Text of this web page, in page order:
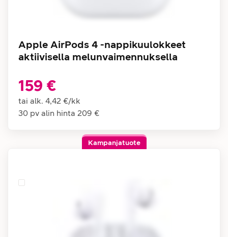
Apple AirPods 4 -nappikuulokkeet
aktiivisella melunvaimennuksella
159 €
tai alk. 4,42 €/kk
30 pv alin hinta 209 €
Kampanjatuote